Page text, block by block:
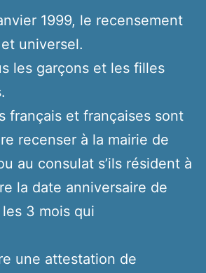
1999, le recensement
universel.
les garçons et les filles
français et françaises sont
recenser à la mairie de
au consulat s’ils résident à
la date anniversaire de
3 mois qui
une attestation de